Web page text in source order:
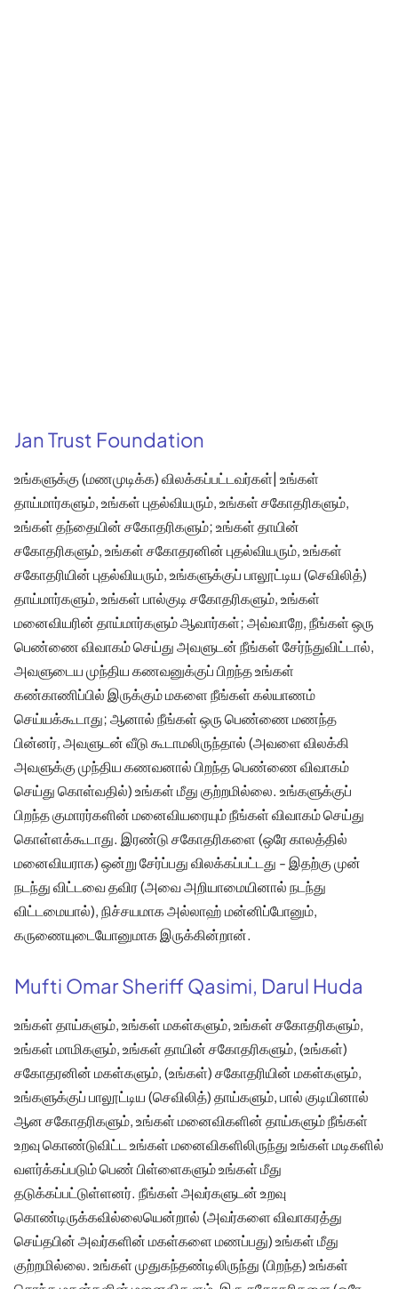
Jan Trust Foundation
உங்களுக்கு (மணமுடிக்க) விலக்கப்பட்டவர்கள்| உங்கள்
தாய்மார்களும், உங்கள் புதல்வியரும், உங்கள் சகோதரிகளும்,
உங்கள் தந்தையின் சகோதரிகளும்; உங்கள் தாயின்
சகோதரிகளும், உங்கள் சகோதரனின் புதல்வியரும், உங்கள்
சகோதரியின் புதல்வியரும், உங்களுக்குப் பாலூட்டிய (செவிலித்)
தாய்மார்களும், உங்கள் பால்குடி சகோதரிகளும், உங்கள்
மனைவியரின் தாய்மார்களும் ஆவார்கள்; அவ்வாறே, நீங்கள் ஒரு
பெண்ணை விவாகம் செய்து அவளுடன் நீங்கள் சேர்ந்துவிட்டால்,
அவளுடைய முந்திய கணவனுக்குப் பிறந்த உங்கள்
கண்காணிப்பில் இருக்கும் மகளை நீங்கள் கல்யாணம்
செய்யக்கூடாது; ஆனால் நீங்கள் ஒரு பெண்ணை மணந்த
பின்னர், அவளுடன் வீடு கூடாமலிருந்தால் (அவளை விலக்கி
அவளுக்கு முந்திய கணவனால் பிறந்த பெண்ணை விவாகம்
செய்து கொள்வதில்) உங்கள் மீது குற்றமில்லை. உங்களுக்குப்
பிறந்த குமாரர்களின் மனைவியரையும் நீங்கள் விவாகம் செய்து
கொள்ளக்கூடாது. இரண்டு சகோதரிகளை (ஒரே காலத்தில்
மனைவியராக) ஒன்று சேர்ப்பது விலக்கப்பட்டது - இதற்கு முன்
நடந்து விட்டவை தவிர (அவை அறியாமையினால் நடந்து
விட்டமையால்), நிச்சயமாக அல்லாஹ் மன்னிப்போனும்,
கருணையுடையோனுமாக இருக்கின்றான்.
Mufti Omar Sheriff Qasimi, Darul Huda
உங்கள் தாய்களும், உங்கள் மகள்களும், உங்கள் சகோதரிகளும்,
உங்கள் மாமிகளும், உங்கள் தாயின் சகோதரிகளும், (உங்கள்)
சகோதரனின் மகள்களும், (உங்கள்) சகோதரியின் மகள்களும்,
உங்களுக்குப் பாலூட்டிய (செவிலித்) தாய்களும், பால் குடியினால்
ஆன சகோதரிகளும், உங்கள் மனைவிகளின் தாய்களும் நீங்கள்
உறவு கொண்டுவிட்ட உங்கள் மனைவிகளிலிருந்து உங்கள் மடிகளில்
வளர்க்கப்படும் பெண் பிள்ளைகளும் உங்கள் மீது
தடுக்கப்பட்டுள்ளனர். நீங்கள் அவர்களுடன் உறவு
கொண்டிருக்கவில்லையென்றால் (அவர்களை விவாகரத்து
செய்தபின் அவர்களின் மகள்களை மணப்பது) உங்கள் மீது
குற்றமில்லை. உங்கள் முதுகந்தண்டிலிருந்து (பிறந்த) உங்கள்